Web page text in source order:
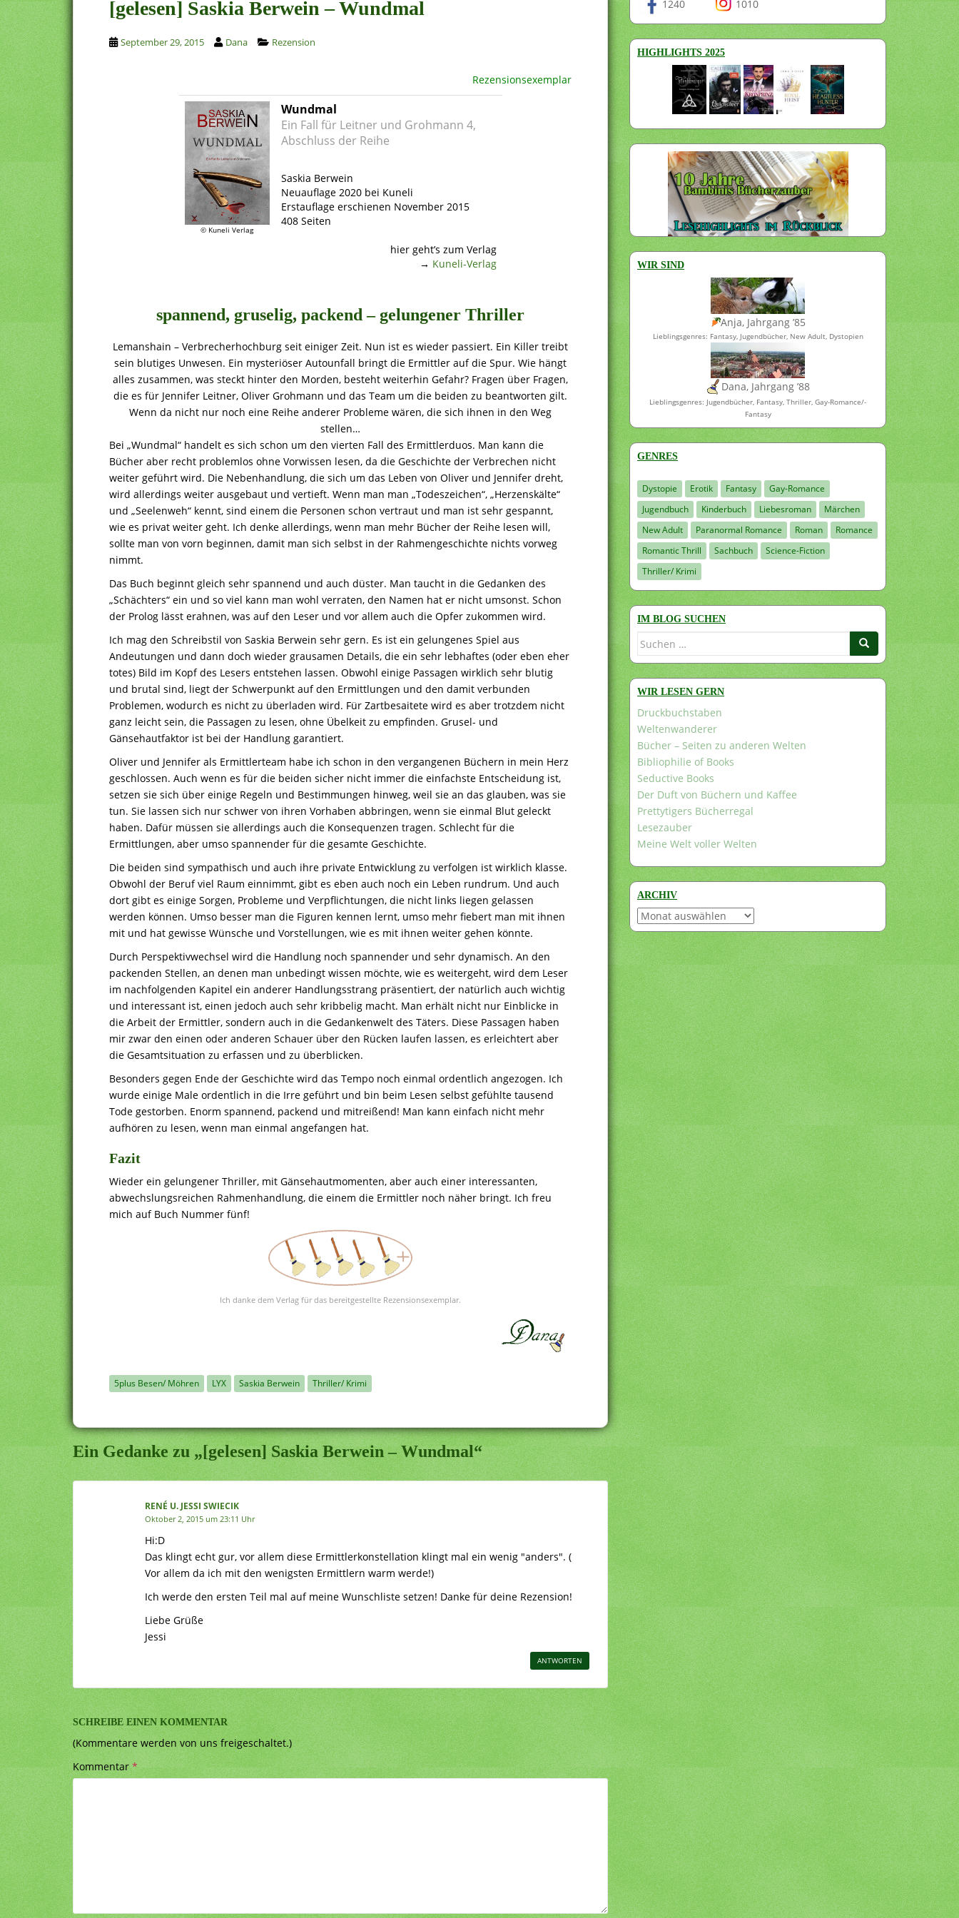
[gelesen] Saskia Berwein – Wundmal
September 29, 2015 Dana Rezension
Rezensionsexemplar
© Kuneli Verlag
Wundmal
Ein Fall für Leitner und Grohmann 4,
Abschluss der Reihe
Saskia Berwein
Neuauflage 2020 bei Kuneli
Erstauflage erschienen November 2015
408 Seiten
hier geht’s zum Verlag
→ Kuneli-Verlag
spannend, gruselig, packend – gelungener Thriller
Lemanshain – Verbrecherhochburg seit einiger Zeit. Nun ist es wieder passiert. Ein Killer treibt
sein blutiges Unwesen. Ein mysteriöser Autounfall bringt die Ermittler auf die Spur. Wie hängt
alles zusammen, was steckt hinter den Morden, besteht weiterhin Gefahr? Fragen über Fragen,
die es für Jennifer Leitner, Oliver Grohmann und das Team um die beiden zu beantworten gilt.
Wenn da nicht nur noch eine Reihe anderer Probleme wären, die sich ihnen in den Weg
stellen…
Bei „Wundmal“ handelt es sich schon um den vierten Fall des Ermittlerduos. Man kann die
Bücher aber recht problemlos ohne Vorwissen lesen, da die Geschichte der Verbrechen nicht
weiter geführt wird. Die Nebenhandlung, die sich um das Leben von Oliver und Jennifer dreht,
wird allerdings weiter ausgebaut und vertieft. Wenn man man „Todeszeichen“, „Herzenskälte“
und „Seelenweh“ kennt, sind einem die Personen schon vertraut und man ist sehr gespannt,
wie es privat weiter geht. Ich denke allerdings, wenn man mehr Bücher der Reihe lesen will,
sollte man von vorn beginnen, damit man sich selbst in der Rahmengeschichte nichts vorweg
nimmt.
Das Buch beginnt gleich sehr spannend und auch düster. Man taucht in die Gedanken des
„Schächters“ ein und so viel kann man wohl verraten, den Namen hat er nicht umsonst. Schon
der Prolog lässt erahnen, was auf den Leser und vor allem auch die Opfer zukommen wird.
Ich mag den Schreibstil von Saskia Berwein sehr gern. Es ist ein gelungenes Spiel aus
Andeutungen und dann doch wieder grausamen Details, die ein sehr lebhaftes (oder eben eher
totes) Bild im Kopf des Lesers entstehen lassen. Obwohl einige Passagen wirklich sehr blutig
und brutal sind, liegt der Schwerpunkt auf den Ermittlungen und den damit verbunden
Problemen, wodurch es nicht zu überladen wird. Für Zartbesaitete wird es aber trotzdem nicht
ganz leicht sein, die Passagen zu lesen, ohne Übelkeit zu empfinden. Grusel- und
Gänsehautfaktor ist bei der Handlung garantiert.
Oliver und Jennifer als Ermittlerteam habe ich schon in den vergangenen Büchern in mein Herz
geschlossen. Auch wenn es für die beiden sicher nicht immer die einfachste Entscheidung ist,
setzen sie sich über einige Regeln und Bestimmungen hinweg, weil sie an das glauben, was sie
tun. Sie lassen sich nur schwer von ihren Vorhaben abbringen, wenn sie einmal Blut geleckt
haben. Dafür müssen sie allerdings auch die Konsequenzen tragen. Schlecht für die
Ermittlungen, aber umso spannender für die gesamte Geschichte.
Die beiden sind sympathisch und auch ihre private Entwicklung zu verfolgen ist wirklich klasse.
Obwohl der Beruf viel Raum einnimmt, gibt es eben auch noch ein Leben rundrum. Und auch
dort gibt es einige Sorgen, Probleme und Verpflichtungen, die nicht links liegen gelassen
werden können. Umso besser man die Figuren kennen lernt, umso mehr fiebert man mit ihnen
mit und hat gewisse Wünsche und Vorstellungen, wie es mit ihnen weiter gehen könnte.
Durch Perspektivwechsel wird die Handlung noch spannender und sehr dynamisch. An den
packenden Stellen, an denen man unbedingt wissen möchte, wie es weitergeht, wird dem Leser
im nachfolgenden Kapitel ein anderer Handlungsstrang präsentiert, der natürlich auch wichtig
und interessant ist, einen jedoch auch sehr kribbelig macht. Man erhält nicht nur Einblicke in
die Arbeit der Ermittler, sondern auch in die Gedankenwelt des Täters. Diese Passagen haben
mir zwar den einen oder anderen Schauer über den Rücken laufen lassen, es erleichtert aber
die Gesamtsituation zu erfassen und zu überblicken.
Besonders gegen Ende der Geschichte wird das Tempo noch einmal ordentlich angezogen. Ich
wurde einige Male ordentlich in die Irre geführt und bin beim Lesen selbst gefühlte tausend
Tode gestorben. Enorm spannend, packend und mitreißend! Man kann einfach nicht mehr
aufhören zu lesen, wenn man einmal angefangen hat.
Fazit
Wieder ein gelungener Thriller, mit Gänsehautmomenten, aber auch einer interessanten,
abwechslungsreichen Rahmenhandlung, die einem die Ermittler noch näher bringt. Ich freu
mich auf Buch Nummer fünf!
Ich danke dem Verlag für das bereitgestellte Rezensionsexemplar.
5plus Besen/ Möhren LYX Saskia Berwein Thriller/ Krimi
Ein Gedanke zu „[gelesen] Saskia Berwein – Wundmal“
RENÉ U. JESSI SWIECIK
Oktober 2, 2015 um 23:11 Uhr
Hi:D
Das klingt echt gur, vor allem diese Ermittlerkonstellation klingt mal ein wenig "anders". (
Vor allem da ich mit den wenigsten Ermittlern warm werde!)
Ich werde den ersten Teil mal auf meine Wunschliste setzen! Danke für deine Rezension!
Liebe Grüße
Jessi
ANTWORTEN
SCHREIBE EINEN KOMMENTAR
(Kommentare werden von uns freigeschaltet.)
Kommentar*
1240 1010
HIGHLIGHTS 2025
WIR SIND
Anja, Jahrgang ’85
Lieblingsgenres: Fantasy, Jugendbücher, New Adult, Dystopien
Dana, Jahrgang ’88
Lieblingsgenres: Jugendbücher, Fantasy, Thriller, Gay-Romance/-
Fantasy
GENRES
Dystopie Erotik Fantasy
Gay-Romance
Jugendbuch
Kinderbuch Liebesroman
Märchen
New Adult
Paranormal Romance Roman
Romance
Romantic Thrill
Sachbuch
Science-Fiction
Thriller/ Krimi
IM BLOG SUCHEN
Suchen
WIR LESEN GERN
Druckbuchstaben
Weltenwanderer
Bücher – Seiten zu anderen Welten
Bibliophilie of Books
Seductive Books
Der Duft von Büchern und Kaffee
Prettytigers Bücherregal
Lesezauber
Meine Welt voller Welten
ARCHIV
Archiv